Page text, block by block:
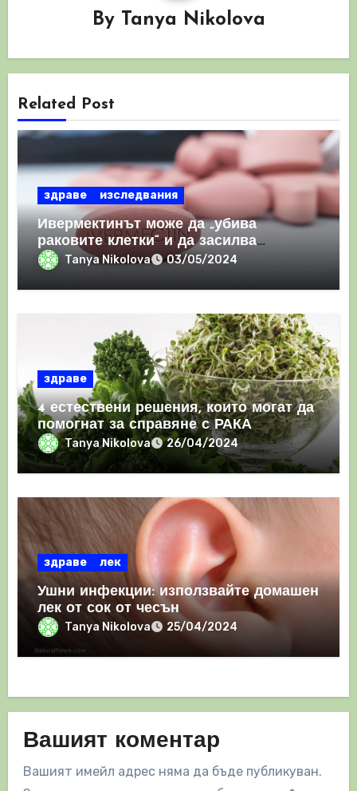
By Tanya Nikolova
Related Post
здраве изследвания
Ивермектинът може да „убива
раковите клетки“ и да засилва
имунния отговор
Tanya Nikolova 03/05/2024
здраве
4 естествени решения, които могат да
помогнат за справяне с РАКА
Tanya Nikolova 26/04/2024
здраве лек
Ушни инфекции: използвайте домашен
лек от сок от чесън
Tanya Nikolova 25/04/2024
Вашият коментар
Вашият имейл адрес няма да бъде публикуван.